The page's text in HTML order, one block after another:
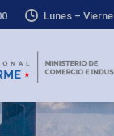
Lunes –